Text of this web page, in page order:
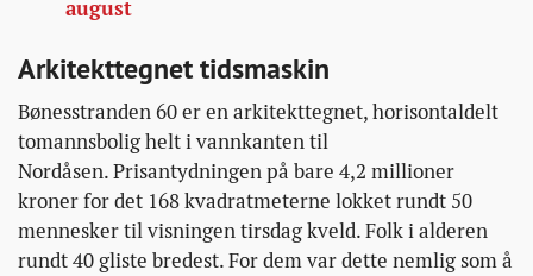
august
Arkitekttegnet tidsmaskin
Bønesstranden 60 er en arkitekttegnet, horisontaldelt
tomannsbolig helt i vannkanten til
Nordåsen. Prisantydningen på bare 4,2 millioner
kroner for det 168 kvadratmeterne lokket rundt 50
mennesker til visningen tirsdag kveld. Folk i alderen
rundt 40 gliste bredest. For dem var dette nemlig som å